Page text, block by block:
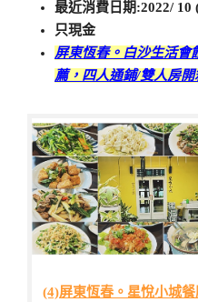
最近消費日期:2022/ 10
只現金
屏東恆春。白沙生活會
薦，四人通鋪/雙人房開
(4)屏東恆春。星悅小城